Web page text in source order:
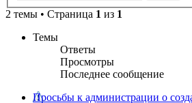
2 темы • Страница 1 из 1
Темы
Ответы
Просмотры
Последнее сообщение
Просьбы к администрации о